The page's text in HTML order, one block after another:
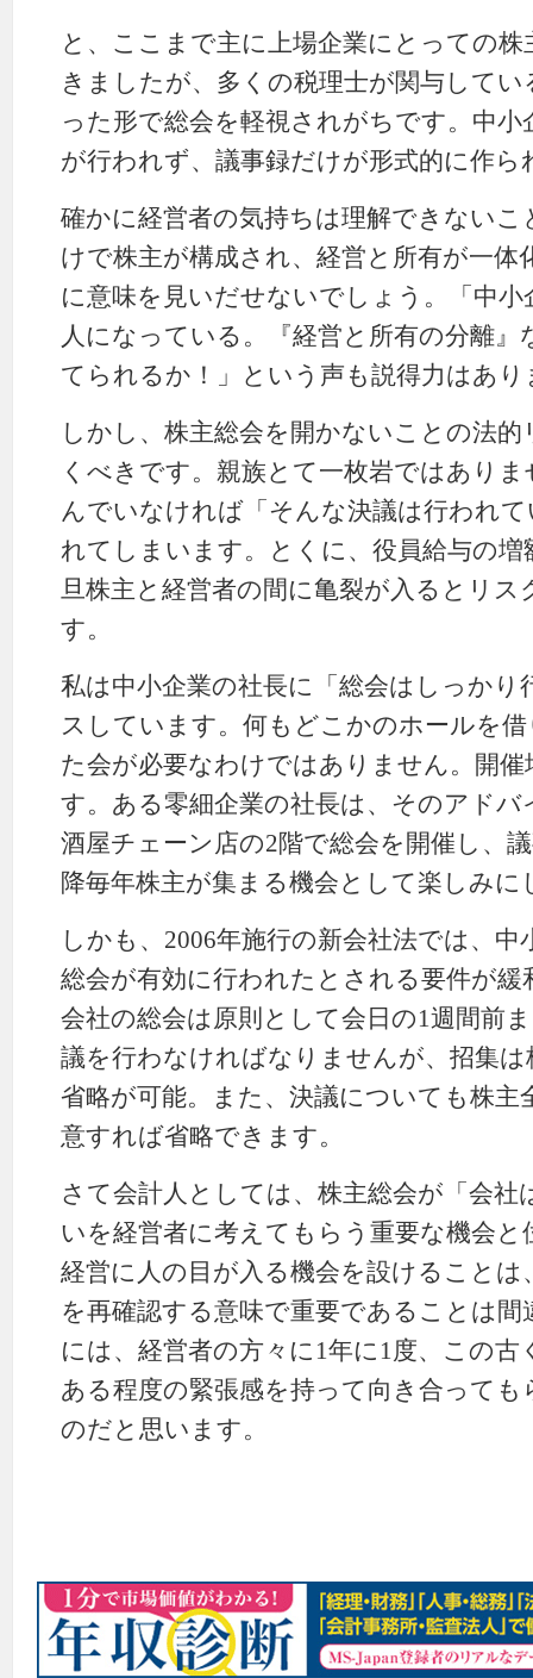
と、ここまで主に上場企業にとっての
きましたが、多くの税理士が関与して
った形で総会を軽視されがちです。中
が行われず、議事録だけが形式的に作
確かに経営者の気持ちは理解できない
けで株主が構成され、経営と所有が一体
に意味を見いだせないでしょう。「中小
人になっている。『経営と所有の分離
てられるか！」という声も説得力はあり
しかし、株主総会を開かないことの法
くべきです。親族とて一枚岩ではあり
んでいなければ「そんな決議は行われ
れてしまいます。とくに、役員給与の増
旦株主と経営者の間に亀裂が入るとリ
す。
私は中小企業の社長に「総会はしっか
スしています。何もどこかのホールを
た会が必要なわけではありません。開
す。ある零細企業の社長は、そのアドバ
酒屋チェーン店の2階で総会を開催し、
降毎年株主が集まる機会として楽しみ
しかも、2006年施行の新会社法では、
総会が有効に行われたとされる要件が
会社の総会は原則として会日の1週間前
議を行わなければなりませんが、招集
省略が可能。また、決議についても株主
意すれば省略できます。
さて会計人としては、株主総会が「会
いを経営者に考えてもらう重要な機会
経営に人の目が入る機会を設けることは
を再確認する意味で重要であることは
には、経営者の方々に1年に1度、この古
ある程度の緊張感を持って向き合って
のだと思います。